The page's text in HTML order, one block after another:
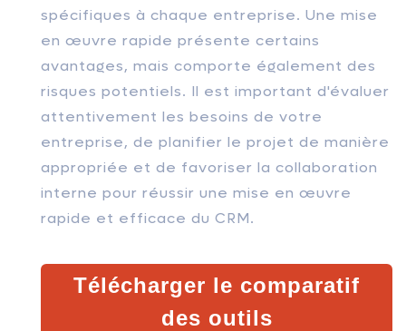
spécifiques à chaque entreprise. Une mise
en œuvre rapide présente certains
avantages, mais comporte également des
risques potentiels. Il est important d'évaluer
attentivement les besoins de votre
entreprise, de planifier le projet de manière
appropriée et de favoriser la collaboration
interne pour réussir une mise en œuvre
rapide et efficace du CRM.
Télécharger le comparatif
des outils